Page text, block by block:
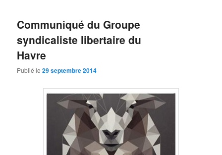
Communiqué du Groupe
syndicaliste libertaire du
Havre
Publié le29 septembre 2014